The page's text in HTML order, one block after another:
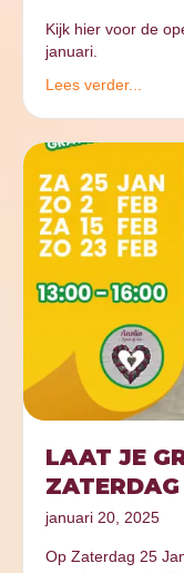
Kijk hier voor de
januari.
Lees verder...
LAAT JE
januari 20, 2025
Op Zaterdag 25